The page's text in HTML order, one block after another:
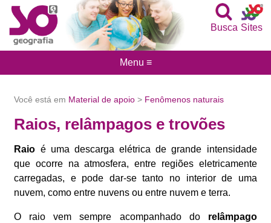
Sites
Busca
Você está em Material de apoio > Fenômenos naturais
Raios, relâmpagos e trovões
Raio é uma descarga elétrica de grande intensidade
que ocorre na atmosfera, entre regiões eletricamente
carregadas, e pode dar-se tanto no interior de uma
nuvem, como entre nuvens ou entre nuvem e terra.
O raio vem sempre acompanhado do relâmpago